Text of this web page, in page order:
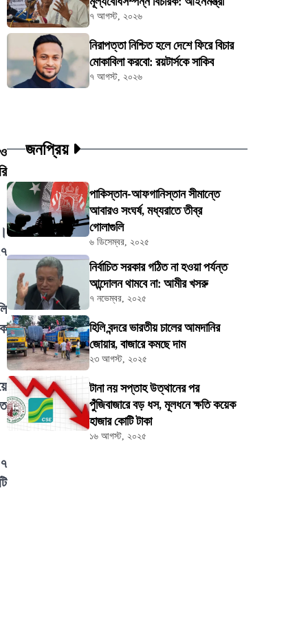
৭ আগস্ট, ২০২৬
নিরাপত্তা নিশ্চিত হলে দেশে ফিরে বিচার
মোকাবিলা করবো: রয়টার্সকে সাকিব
৭ আগস্ট, ২০২৬
জনপ্রিয়
পাকিস্তান-আফগানিস্তান সীমান্তে
আবারও সংঘর্ষ, মধ্যরাতে তীব্র
গোলাগুলি
৬ ডিসেম্বর, ২০২৫
নির্বাচিত সরকার গঠিত না হওয়া পর্যন্ত
আন্দোলন থামবে না: আমীর খসরু
৭ নভেম্বর, ২০২৫
হিলি বন্দরে ভারতীয় চালের আমদানির
জোয়ার, বাজারে কমছে দাম
২৩ আগস্ট, ২০২৫
টানা নয় সপ্তাহ উত্থানের পর
পুঁজিবাজারে বড় ধস, মূলধনে ক্ষতি কয়েক
হাজার কোটি টাকা
১৬ আগস্ট, ২০২৫